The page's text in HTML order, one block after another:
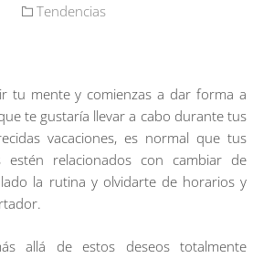
Tendencias
tu mente y comienzas a dar forma a
te gustaría llevar a cabo durante tus
vacaciones, es normal que tus
estén relacionados con cambiar de
la rutina y olvidarte de horarios y
allá de estos deseos totalmente